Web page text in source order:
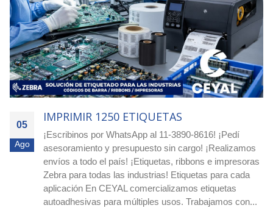
05
Ago
IMPRIMIR 1250 ETIQUETAS
¡Escribinos por WhatsApp al 11-3890-8616! ¡Pedí
asesoramiento y presupuesto sin cargo! ¡Realizamos
envíos a todo el país! ¡Etiquetas, ribbons e impresoras
Zebra para todas las industrias! Etiquetas para cada
aplicación En CEYAL comercializamos etiquetas
autoadhesivas para múltiples usos. Trabajamos con...